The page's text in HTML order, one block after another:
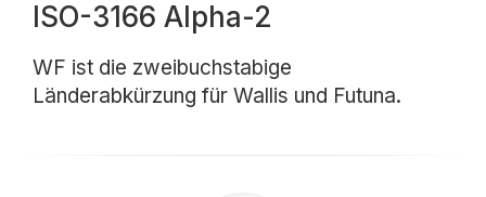
ISO-3166 Alpha-2
WF ist die zweibuchstabige
Länderabkürzung für Wallis und Futuna.